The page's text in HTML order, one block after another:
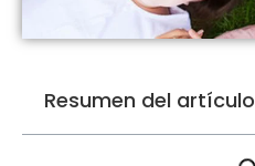
Resumen del artículo